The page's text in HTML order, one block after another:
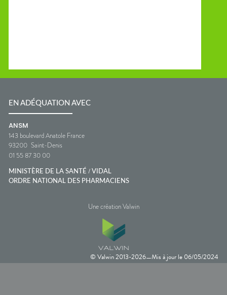
© Valwin 2013-2026—Mis à jour le 06/05/2024
EN ADÉQUATION AVEC
ANSM
143 boulevard Anatole France
93200 Saint-Denis
01 55 87 30 00
MINISTÈRE DE LA SANTÉ / VIDAL
ORDRE NATIONAL DES PHARMACIENS
Une création Valwin